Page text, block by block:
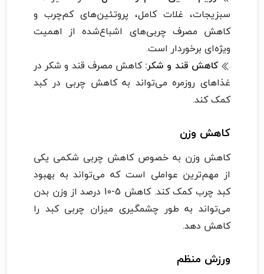
سبزیجات، غلات کامل، پروتئین‌های کم‌چرب و
کاهش مصرف چربی‌های اشباع‌شده از اهمیت
ویژه‌ای برخوردار است.
کاهش قند و شکر:کاهش مصرف قند و شکر در
غذاهای روزمره می‌تواند به کاهش چربی در کبد
کمک کند.
کاهش وزن
کاهش وزن به خصوص کاهش چربی شکمی یکی
از مهم‌ترین عواملی است که می‌تواند به بهبود
کبد چرب کمک کند. کاهش 5-10 درصد از وزن بدن
می‌تواند به طور چشمگیری میزان چربی کبد را
کاهش دهد.
ورزش منظم